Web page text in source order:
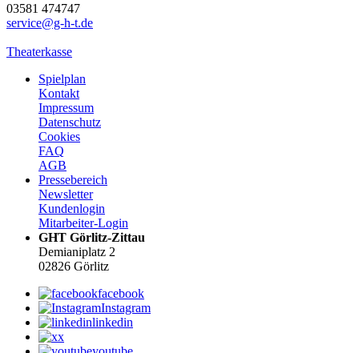
03581 474747
service@g-h-t.de
Theaterkasse
Spielplan
Kontakt
Impressum
Datenschutz
Cookies
FAQ
AGB
Pressebereich
Newsletter
Kundenlogin
Mitarbeiter-Login
GHT Görlitz-Zittau
Demianiplatz 2
02826 Görlitz
facebook
Instagram
linkedin
x